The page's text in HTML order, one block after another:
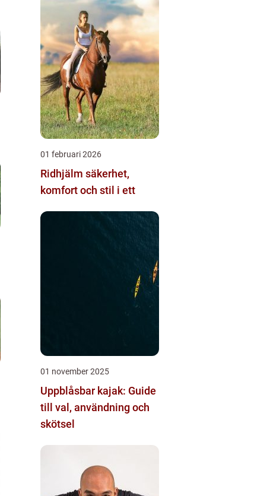
01 februari 2026
Ridhjälm säkerhet,
komfort och stil i ett
01 november 2025
Uppblåsbar kajak: Guide
till val, användning och
skötsel